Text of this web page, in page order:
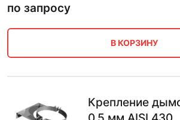
по запросу
В КОРЗИНУ
Крепление